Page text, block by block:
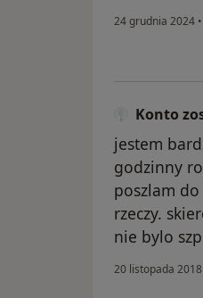
24 grudnia 2024 •
Konto
jestem
godzinny
poszlam
rzeczy.
nie bylo
20 listopada 2018